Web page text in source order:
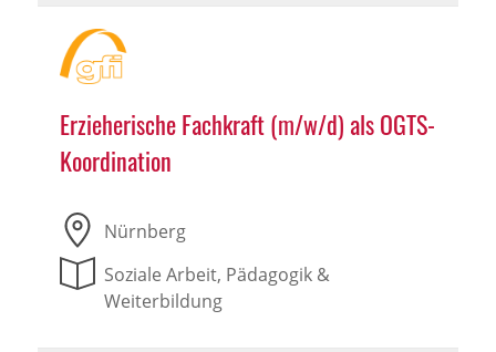
Erzieherische Fachkraft (m/w/d) als OGTS-
Koordination
Nürnberg
Soziale Arbeit, Pädagogik &
Weiterbildung